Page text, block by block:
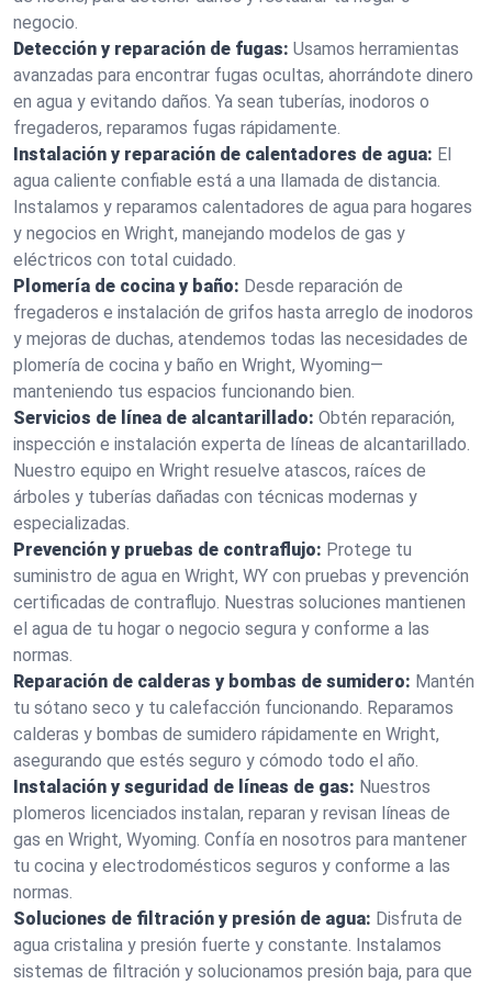
negocio.
Detección y reparación de fugas: Usamos herramientas
avanzadas para encontrar fugas ocultas, ahorrándote dinero
en agua y evitando daños. Ya sean tuberías, inodoros o
fregaderos, reparamos fugas rápidamente.
Instalación y reparación de calentadores de agua: El
agua caliente confiable está a una llamada de distancia.
Instalamos y reparamos calentadores de agua para hogares
y negocios en Wright, manejando modelos de gas y
eléctricos con total cuidado.
Plomería de cocina y baño: Desde reparación de
fregaderos e instalación de grifos hasta arreglo de inodoros
y mejoras de duchas, atendemos todas las necesidades de
plomería de cocina y baño en Wright, Wyoming—
manteniendo tus espacios funcionando bien.
Servicios de línea de alcantarillado: Obtén reparación,
inspección e instalación experta de líneas de alcantarillado.
Nuestro equipo en Wright resuelve atascos, raíces de
árboles y tuberías dañadas con técnicas modernas y
especializadas.
Prevención y pruebas de contraflujo: Protege tu
suministro de agua en Wright, WY con pruebas y prevención
certificadas de contraflujo. Nuestras soluciones mantienen
el agua de tu hogar o negocio segura y conforme a las
normas.
Reparación de calderas y bombas de sumidero: Mantén
tu sótano seco y tu calefacción funcionando. Reparamos
calderas y bombas de sumidero rápidamente en Wright,
asegurando que estés seguro y cómodo todo el año.
Instalación y seguridad de líneas de gas: Nuestros
plomeros licenciados instalan, reparan y revisan líneas de
gas en Wright, Wyoming. Confía en nosotros para mantener
tu cocina y electrodomésticos seguros y conforme a las
normas.
Soluciones de filtración y presión de agua: Disfruta de
agua cristalina y presión fuerte y constante. Instalamos
sistemas de filtración y solucionamos presión baja, para que